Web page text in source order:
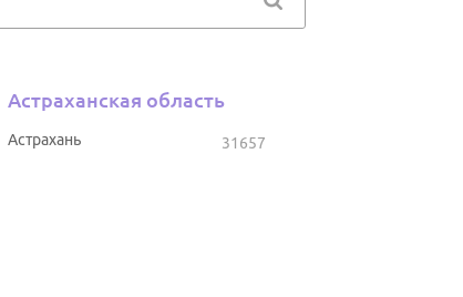
Астраханская область
31657
Астрахань